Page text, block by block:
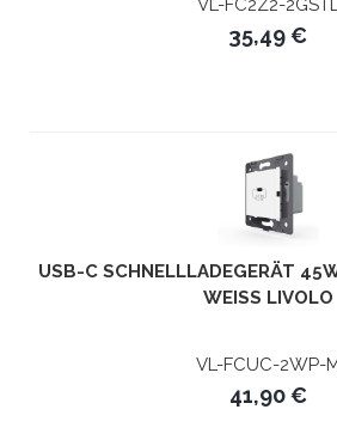
VL-FC2Z2-
35,49 €
USB-C SCHNELLLADEGERÄT
WEISS LIVOLO
VL-FCUC-2WP-
41,90 €